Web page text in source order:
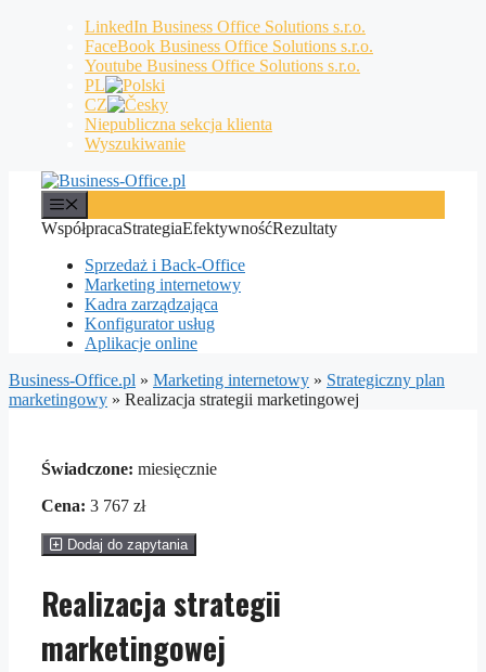
LinkedIn Business Office Solutions s.r.o.
FaceBook Business Office Solutions s.r.o.
Youtube Business Office Solutions s.r.o.
PL
CZ
Niepubliczna sekcja klienta
Wyszukiwanie
WspółpracaStrategiaEfektywnośćRezultaty
Sprzedaż i Back-Office
Marketing internetowy
Kadra zarządzająca
Konfigurator usług
Aplikacje online
Business-Office.pl » Marketing internetowy » Strategiczny plan
marketingowy » Realizacja strategii marketingowej
Świadczone: miesięcznie
Cena: 3 767 zł
Dodaj do zapytania
Realizacja strategii
marketingowej